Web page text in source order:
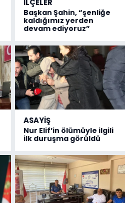
İLÇELER
Başkan Şahin, “şenliğe
kaldığımız yerden
devam ediyoruz”
ASAYİŞ
Nur Elif’in ölümüyle ilgili
ilk duruşma görüldü